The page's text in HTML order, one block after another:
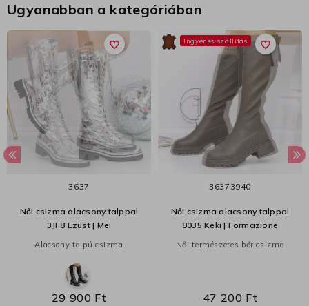
Ugyanabban a kategóriában
favorite_border
3637
Női csizma alacsony talppal
3JF8 Ezüst | Mei
Alacsony talpú csizma
29 900 Ft
favorite_border
Ingyenes szállítás
36373940
Női csizma alacsony talppal
8035 Keki | Formazione
Női természetes bőr csizma
47 200 Ft